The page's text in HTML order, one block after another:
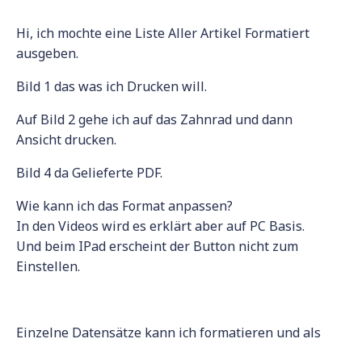
Hi, ich mochte eine Liste Aller Artikel Formatiert
ausgeben.
Bild 1 das was ich Drucken will.
Auf Bild 2 gehe ich auf das Zahnrad und dann
Ansicht drucken.
Bild 4 da Gelieferte PDF.
Wie kann ich das Format anpassen?
In den Videos wird es erklärt aber auf PC Basis.
Und beim IPad erscheint der Button nicht zum
Einstellen.
Einzelne Datensätze kann ich formatieren und als